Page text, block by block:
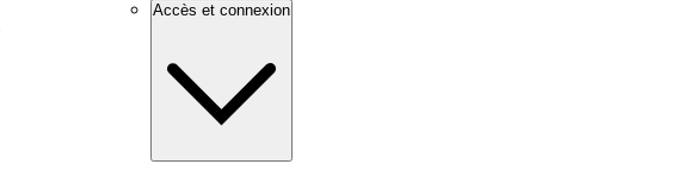
Accès et connexion